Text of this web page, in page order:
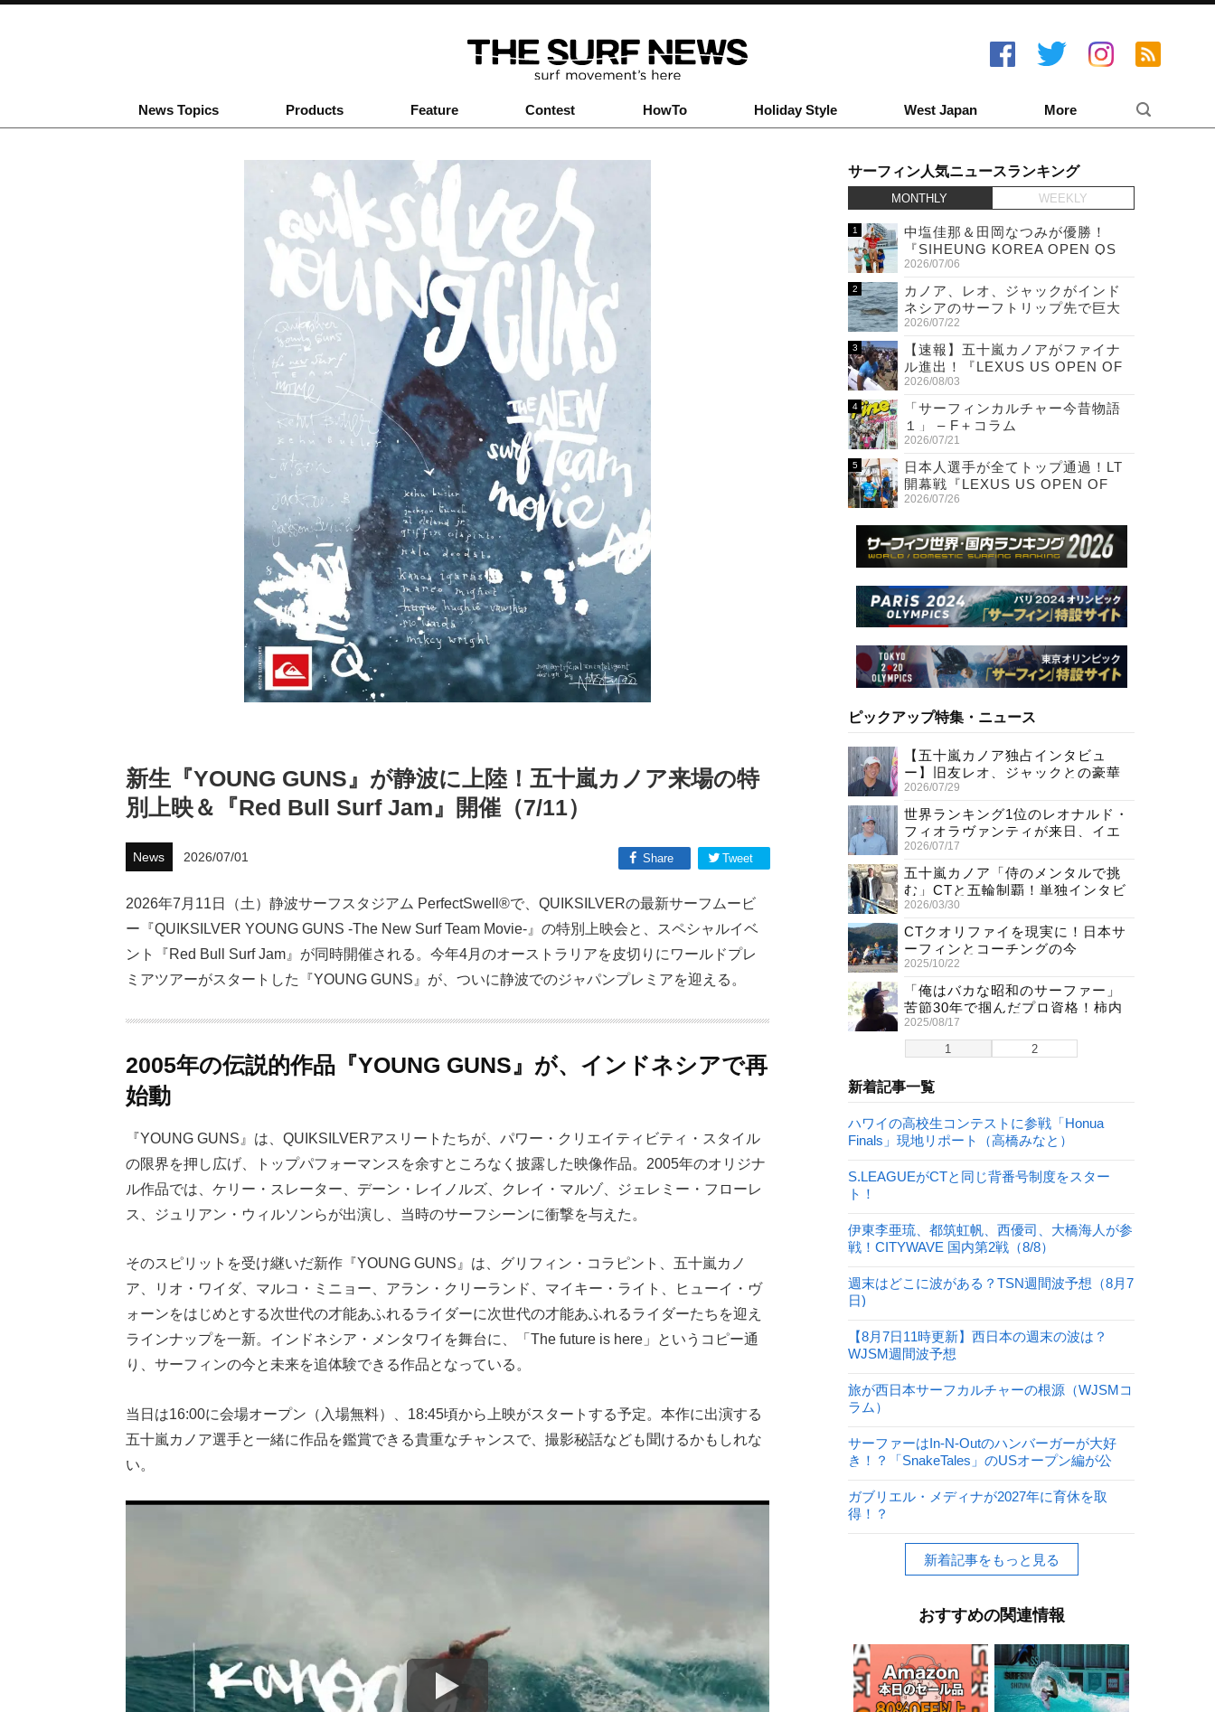
News Topics Products Feature Contest HowTo Holiday Style West Japan More
新生『YOUNG GUNS』が静波に上陸！五十嵐カノア来場の特
別上映＆『Red Bull Surf Jam』開催（7/11）
News 2026/07/01 Tweet
Share
2026年7月11日（土）静波サーフスタジアム PerfectSwell®で、QUIKSILVERの最新サーフムービ
ー『QUIKSILVER YOUNG GUNS -The New Surf Team Movie-』の特別上映会と、スペシャルイベ
ント『Red Bull Surf Jam』が同時開催される。今年4月のオーストラリアを皮切りにワールドプレ
ミアツアーがスタートした『YOUNG GUNS』が、ついに静波でのジャパンプレミアを迎える。
2005年の伝説的作品『YOUNG GUNS』が、インドネシアで再
始動
『YOUNG GUNS』は、QUIKSILVERアスリートたちが、パワー・クリエイティビティ・スタイル
の限界を押し広げ、トップパフォーマンスを余すところなく披露した映像作品。2005年のオリジナ
ル作品では、ケリー・スレーター、デーン・レイノルズ、クレイ・マルゾ、ジェレミー・フローレ
ス、ジュリアン・ウィルソンらが出演し、当時のサーフシーンに衝撃を与えた。
そのスピリットを受け継いだ新作『YOUNG GUNS』は、グリフィン・コラピント、五十嵐カノ
ア、リオ・ワイダ、マルコ・ミニョー、アラン・クリーランド、マイキー・ライト、ヒューイ・ヴ
ォーンをはじめとする次世代の才能あふれるライダーに次世代の才能あふれるライダーたちを迎え
ラインナップを一新。インドネシア・メンタワイを舞台に、「The future is here」というコピー通
り、サーフィンの今と未来を追体験できる作品となっている。
当日は16:00に会場オープン（入場無料）、18:45頃から上映がスタートする予定。本作に出演する
五十嵐カノア選手と一緒に作品を鑑賞できる貴重なチャンスで、撮影秘話なども聞けるかもしれな
い。
サーフィン人気ニュースランキング
MONTHLY WEEKLY
中塩佳那＆田岡なつみが優勝！
『SIHEUNG KOREA OPEN QS
6,000 & LQS』
2026/07/06
カノア、レオ、ジャックがインド
ネシアのサーフトリップ先で巨大
ワニと遭遇！
2026/07/22
【速報】五十嵐カノアがファイナ
ル進出！『LEXUS US OPEN OF
SURFING』
2026/08/03
「サーフィンカルチャー今昔物語
１」 – F＋コラム
2026/07/21
日本人選手が全てトップ通過！LT
開幕戦『LEXUS US OPEN OF
SURFING』初日
2026/07/26
ピックアップ特集・ニュース
1 2
【五十嵐カノア独占インタビュ
ー】旧友レオ、ジャックとの豪華
プライベートセッション
2026/07/29
世界ランキング1位のレオナルド・
フィオラヴァンティが来日、イエ
ロージャージ獲得直後の独占イン
タビュー
2026/07/17
五十嵐カノア「侍のメンタルで挑
む」CTと五輪制覇！単独インタビ
ューで熱弁
2026/03/30
CTクオリファイを現実に！日本サ
ーフィンとコーチングの今
2025/10/22
「俺はバカな昭和のサーファー」
苦節30年で掴んだプロ資格！柿内
聖文(54)の生き様
2025/08/17
新着記事一覧
ハワイの高校生コンテストに参戦「Honua
Finals」現地リポート（高橋みなと）
S.LEAGUEがCTと同じ背番号制度をスター
ト！
伊東李亜琉、都筑虹帆、西優司、大橋海人が参
戦！CITYWAVE 国内第2戦（8/8）
週末はどこに波がある？TSN週間波予想（8月7
日)
【8月7日11時更新】西日本の週末の波は？
WJSM週間波予想
旅が西日本サーフカルチャーの根源（WJSMコ
ラム）
サーファーはIn-N-Outのハンバーガーが大好
き！？「SnakeTales」のUSオープン編が公
ガブリエル・メディナが2027年に育休を取
得！？
新着記事をもっと見る
おすすめの関連情報